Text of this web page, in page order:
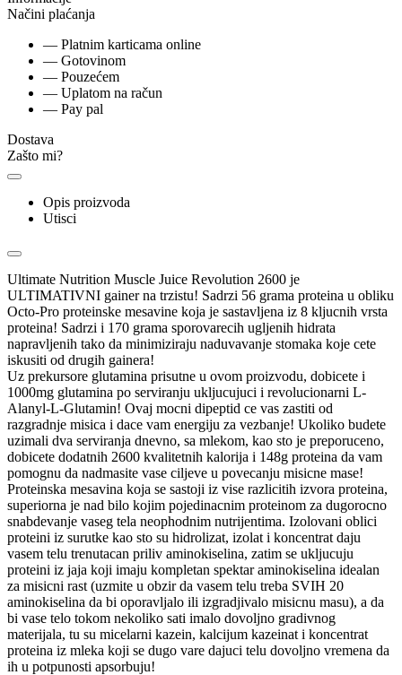
Načini plaćanja
— Platnim karticama online
— Gotovinom
— Pouzećem
— Uplatom na račun
— Pay pal
Dostava
Zašto mi?
Opis proizvoda
Utisci
Ultimate Nutrition Muscle Juice Revolution 2600 je
ULTIMATIVNI gainer na trzistu! Sadrzi 56 grama proteina u obliku
Octo-Pro proteinske mesavine koja je sastavljena iz 8 kljucnih vrsta
proteina! Sadrzi i 170 grama sporovarecih ugljenih hidrata
napravljenih tako da minimiziraju naduvavanje stomaka koje cete
iskusiti od drugih gainera!
Uz prekursore glutamina prisutne u ovom proizvodu, dobicete i
1000mg glutamina po serviranju ukljucujuci i revolucionarni L-
Alanyl-L-Glutamin! Ovaj mocni dipeptid ce vas zastiti od
razgradnje misica i dace vam energiju za vezbanje! Ukoliko budete
uzimali dva serviranja dnevno, sa mlekom, kao sto je preporuceno,
dobicete dodatnih 2600 kvalitetnih kalorija i 148g proteina da vam
pomognu da nadmasite vase ciljeve u povecanju misicne mase!
Proteinska mesavina koja se sastoji iz vise razlicitih izvora proteina,
superiorna je nad bilo kojim pojedinacnim proteinom za dugorocno
snabdevanje vaseg tela neophodnim nutrijentima. Izolovani oblici
proteini iz surutke kao sto su hidrolizat, izolat i koncentrat daju
vasem telu trenutacan priliv aminokiselina, zatim se ukljucuju
proteini iz jaja koji imaju kompletan spektar aminokiselina idealan
za misicni rast (uzmite u obzir da vasem telu treba SVIH 20
aminokiselina da bi oporavljalo ili izgradjivalo misicnu masu), a da
bi vase telo tokom nekoliko sati imalo dovoljno gradivnog
materijala, tu su micelarni kazein, kalcijum kazeinat i koncentrat
proteina iz mleka koji se dugo vare dajuci telu dovoljno vremena da
ih u potpunosti apsorbuju!